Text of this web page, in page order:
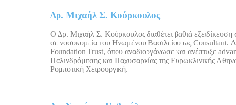
Δρ. Μιχαήλ Σ. Κούρκουλος
Ο Δρ. Μιχαήλ Σ. Κούρκουλος διαθέτει βαθιά εξειδίκευση
σε νοσοκομεία του Ηνωμένου Βασιλείου ως Consultant.
Foundation Trust, όπου αναδιοργάνωσε και ανέπτυξε
Παλινδρόμησης και Παχυσαρκίας της Ευρωκλινικής
Ρομποτική Χειρουργική.